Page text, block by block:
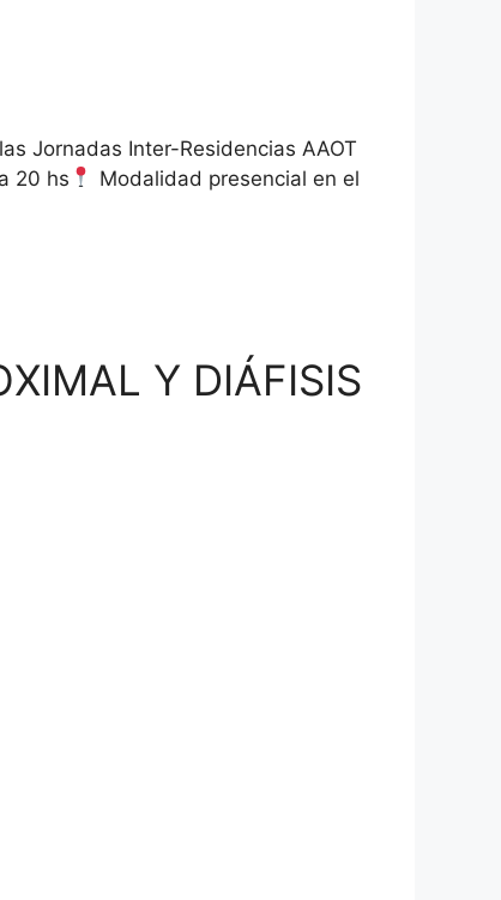
Jornadas Inter-Residencias AAOT
20 hs
Modalidad presencial en el
Y DIÁFISIS